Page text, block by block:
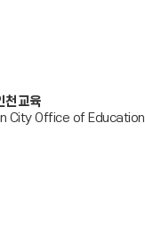
천교육
City Office of Education